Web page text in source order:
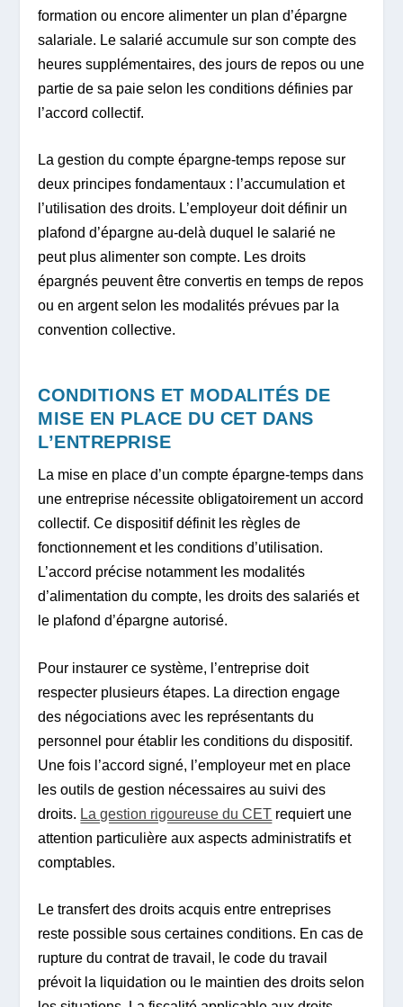
formation ou encore alimenter un plan d’épargne
salariale. Le salarié accumule sur son compte des
heures supplémentaires, des jours de repos ou une
partie de sa paie selon les conditions définies par
l’accord collectif.
La gestion du compte épargne-temps repose sur
deux principes fondamentaux : l’accumulation et
l’utilisation des droits. L’employeur doit définir un
plafond d’épargne au-delà duquel le salarié ne
peut plus alimenter son compte. Les droits
épargnés peuvent être convertis en temps de repos
ou en argent selon les modalités prévues par la
convention collective.
CONDITIONS ET MODALITÉS DE
MISE EN PLACE DU CET DANS
L’ENTREPRISE
La mise en place d’un compte épargne-temps dans
une entreprise nécessite obligatoirement un accord
collectif. Ce dispositif définit les règles de
fonctionnement et les conditions d’utilisation.
L’accord précise notamment les modalités
d’alimentation du compte, les droits des salariés et
le plafond d’épargne autorisé.
Pour instaurer ce système, l’entreprise doit
respecter plusieurs étapes. La direction engage
des négociations avec les représentants du
personnel pour établir les conditions du dispositif.
Une fois l’accord signé, l’employeur met en place
les outils de gestion nécessaires au suivi des
droits. La gestion rigoureuse du CET requiert une
attention particulière aux aspects administratifs et
comptables.
Le transfert des droits acquis entre entreprises
reste possible sous certaines conditions. En cas de
rupture du contrat de travail, le code du travail
prévoit la liquidation ou le maintien des droits selon